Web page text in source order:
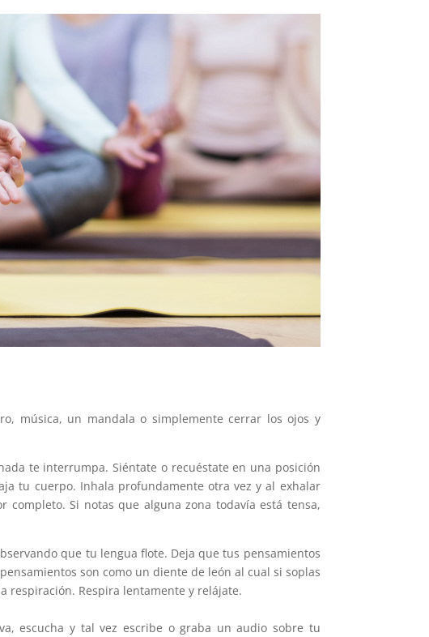
música, un mandala o simplemente cerrar los ojos y
te interrumpa. Siéntate o recuéstate en una posición
tu cuerpo. Inhala profundamente otra vez y al exhalar
Si notas que alguna zona todavía está tensa,
que tu lengua flote. Deja que tus pensamientos
son como un diente de león al cual si soplas
respiración. Respira lentamente y relájate.
escucha y tal vez escribe o graba un audio sobre tu